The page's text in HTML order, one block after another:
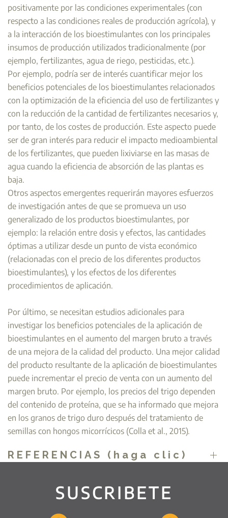
positivamente por las condiciones experimentales (con
respecto a las condiciones reales de producción agrícola), y
a la interacción de los bioestimulantes con los principales
insumos de producción utilizados tradicionalmente (por
ejemplo, fertilizantes, agua de riego, pesticidas, etc.).
Por ejemplo, podría ser de interés cuantificar mejor los
beneficios potenciales de los bioestimulantes relacionados
con la optimización de la eficiencia del uso de fertilizantes y
con la reducción de la cantidad de fertilizantes necesarios y,
por tanto, de los costes de producción. Este aspecto puede
ser de gran interés para reducir el impacto medioambiental
de los fertilizantes, que pueden lixiviarse en las masas de
agua cuando la eficiencia de absorción de las plantas es
baja.
Otros aspectos emergentes requerirán mayores esfuerzos
de investigación antes de que se promueva un uso
generalizado de los productos bioestimulantes, por
ejemplo: la relación entre dosis y efectos, las cantidades
óptimas a utilizar desde un punto de vista económico
(relacionadas con el precio de los diferentes productos
bioestimulantes), y los efectos de los diferentes
procedimientos de aplicación.
Por último, se necesitan estudios adicionales para
investigar los beneficios potenciales de la aplicación de
bioestimulantes en el aumento del margen bruto a través
de una mejora de la calidad del producto. Una mejor calidad
del producto resultante de la aplicación de bioestimulantes
puede incrementar el precio de venta con un aumento del
margen bruto. Por ejemplo, los precios del trigo dependen
del contenido de proteína, que se ha informado que mejora
en los granos de trigo duro después del tratamiento de
semillas con hongos micorrícicos (Colla et al., 2015).
REFERENCIAS (haga clic)
SUSCRIBETE